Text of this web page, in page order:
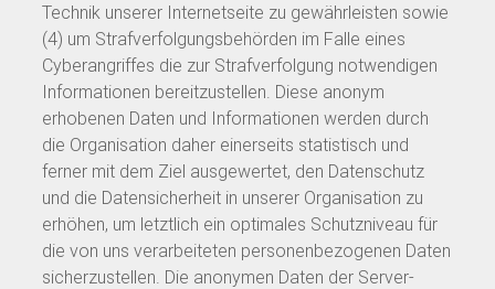
Technik unserer Internetseite zu gewährleisten sowie
(4) um Strafverfolgungsbehörden im Falle eines
Cyberangriffes die zur Strafverfolgung notwendigen
Informationen bereitzustellen. Diese anonym
erhobenen Daten und Informationen werden durch
die Organisation daher einerseits statistisch und
ferner mit dem Ziel ausgewertet, den Datenschutz
und die Datensicherheit in unserer Organisation zu
erhöhen, um letztlich ein optimales Schutzniveau für
die von uns verarbeiteten personenbezogenen Daten
sicherzustellen. Die anonymen Daten der Server-